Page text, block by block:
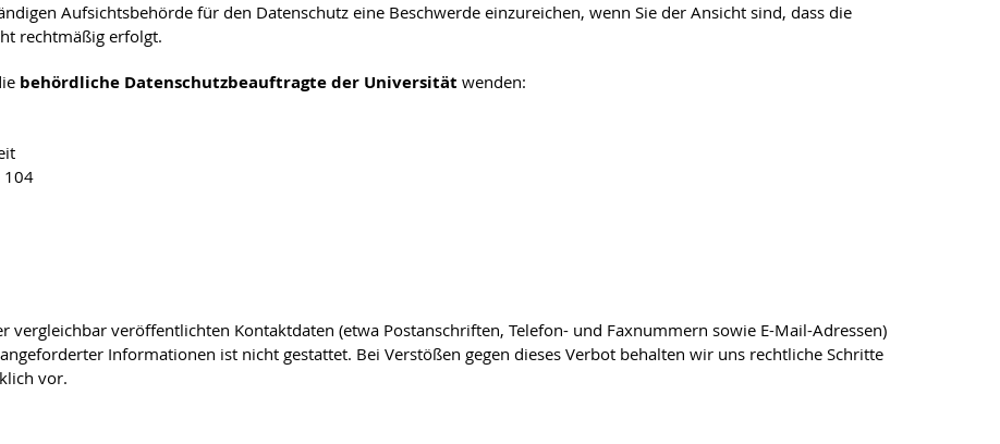
Aufsichtsbehörde für den Datenschutz eine Beschwerde einzureichen, wenn Sie der Ansicht sind, dass die
rechtmäßig erfolgt.
behördliche Datenschutzbeauftragte der Universität wenden:
104
vergleichbar veröffentlichten Kontaktdaten (etwa Postanschriften, Telefon- und Faxnummern sowie E-Mail-Adressen)
Informationen ist nicht gestattet. Bei Verstößen gegen dieses Verbot behalten wir uns rechtliche Schritte
vor.